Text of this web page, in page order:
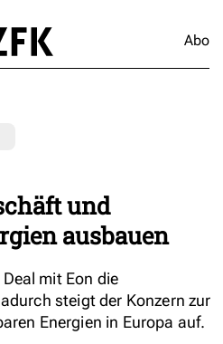
Abo
und
ausbauen
mit Eon die
steigt der Konzern zur
Energien in Europa auf.